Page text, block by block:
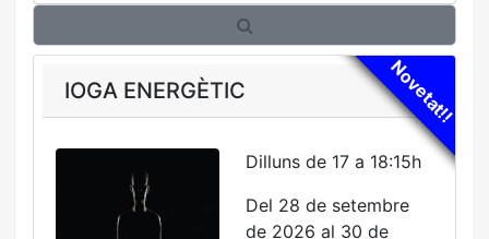
Novetat!!
IOGA ENERGÈTIC
Dilluns de 17 a 18:15h
Del 28 de setembre
de 2026 al 30 de